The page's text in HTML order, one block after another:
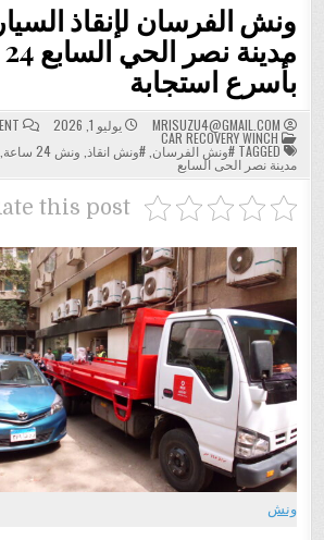
ونش الفرسان لإنقاذ
بأسرع استجابة
MRISUZU4@GMAIL.COM يوليو 1, 2026
POSTED
IN
CAR RECOVERY WINCH
#ونش الفرسان ,#ونش انقاذ ونش 24 ساعة
مدينة نصر الحى السابع
this post
ونش